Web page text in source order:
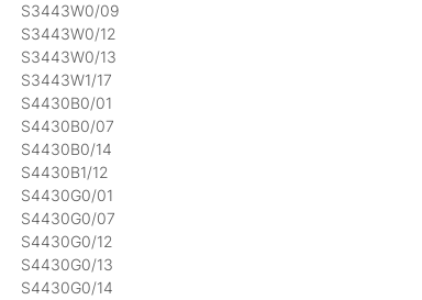
S3443W0/09
S3443W0/12
S3443W0/13
S3443W1/17
S4430B0/01
S4430B0/07
S4430B0/14
S4430B1/12
S4430G0/01
S4430G0/07
S4430G0/12
S4430G0/13
S4430G0/14